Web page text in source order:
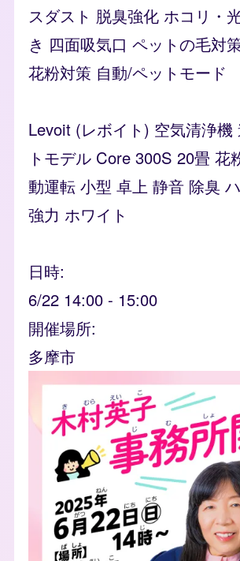
スダスト 脱臭強化 ホコリ・
き 四面吸気口 ペットの毛対
花粉対策 自動/ペットモード
Levoit (レボイト) 空気清浄機
トモデル Core 300S 20畳 花
動運転 小型 卓上 静音 除臭
強力 ホワイト
日時
6/22 14:00 - 15:00
開催場所
多摩市
event_banner
Image